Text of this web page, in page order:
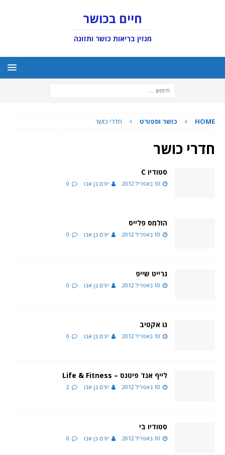
חיים בכושר
מגזין בריאות כושר ותזונה
HOME כושר וספורט חדרי כושר
חדרי כושר
סטודיו C
10 באפריל 2012 יורם בן אבו 0
הולמס פלייס
10 באפריל 2012 יורם בן אבו 0
גרייט שייפ
10 באפריל 2012 יורם בן אבו 0
גו אקטיב
10 באפריל 2012 יורם בן אבו 0
לייף אנד פיטנס – Life & Fitness
10 באפריל 2012 יורם בן אבו 2
סטודיו בי
10 באפריל 2012 יורם בן אבו 0